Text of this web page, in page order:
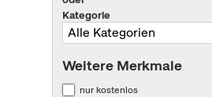
Kategorie
Weitere Merkmale
nur kostenlos